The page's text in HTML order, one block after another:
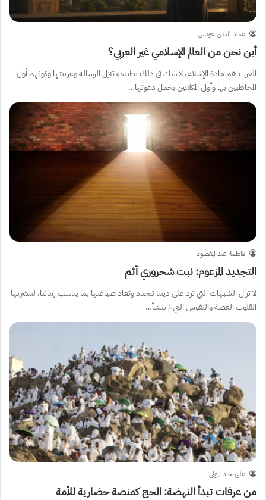
عماد الدين عويس
أين نحن من العالم الإسلامي غير العربي؟
العرب هم مادة الإسلام، لا شك في ذلك بطبيعة تنزل الرسالة وعربيتها وكونهم أول
المخاطبين بها وأولى المكلفين بحمل دعوتها…
فاطمة عبد المقصود
التجديد المزعوم: نبت شحروري آثم
لا تزال الشبهات التي ترد على ديننا تتجدد وتعاد صياغتها بما يناسب زماننا، لتتشربها
القلوب الغضة والنفوس التي لم تنشأ…
علي جاد المولى
من عرفات تبدأ النهضة: الحج كمنصة حضارية للأمة